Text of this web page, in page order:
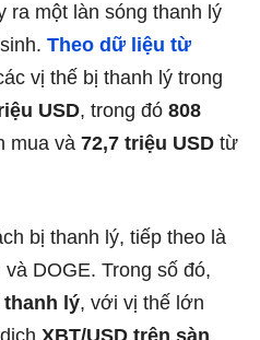
ra một làn sóng thanh lý
Theo dữ liệu từ
vị thế bị thanh lý trong
USD, trong đó 808
mua và 72,7 triệu USD từ
bị thanh lý, tiếp theo là
DOGE. Trong số đó,
thanh lý, với vị thế lớn